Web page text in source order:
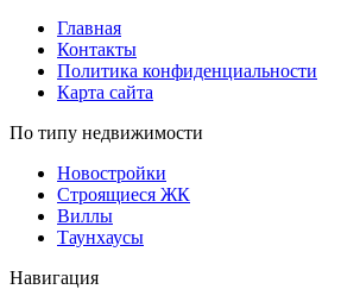
Главная
Контакты
Политика конфиденциальности
Карта сайта
По типу недвижимости
Новостройки
Строящиеся ЖК
Виллы
Таунхаусы
Навигация